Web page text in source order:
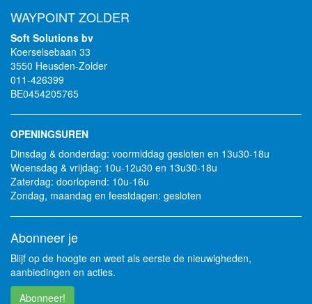
WAYPOINT ZOLDER
Soft Solutions bv
Koerselsebaan 33
3550 Heusden-Zolder
011-426399
BE0454205765
OPENINGSUREN
Dinsdag & donderdag: voormiddag gesloten en 13u30-18u
Woensdag & vrijdag: 10u-12u30 en 13u30-18u
Zaterdag: doorlopend: 10u-16u
Zondag, maandag en feestdagen: gesloten
Abonneer je
Blijf op de hoogte en weet als eerste de nieuwigheden,
aanbiedingen en acties.
Abonneer!